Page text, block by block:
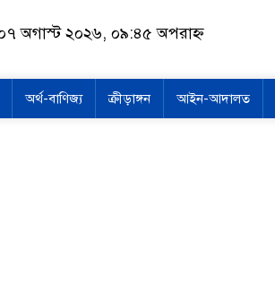
অগাস্ট ২০২৬, ০৯:৪৫ অপরাহ্ন
অর্থ-বাণিজ্য ক্রীড়াঙ্গন আইন-আদালত